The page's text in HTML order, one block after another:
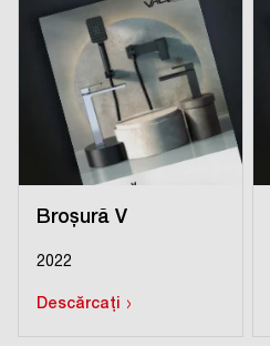
Broșură V
2022
Descărcați ›